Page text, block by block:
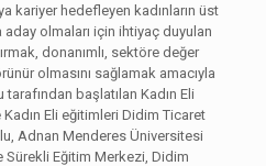
kariyer hedefleyen kadınların üst
olmaları için ihtiyaç duyulan
donanımlı, sektöre değer
olmasını sağlamak amacıyla
başlatılan Kadın Eli
Eli eğitimleri Didim Ticaret
Adnan Menderes Üniversitesi
Eğitim Merkezi, Didim